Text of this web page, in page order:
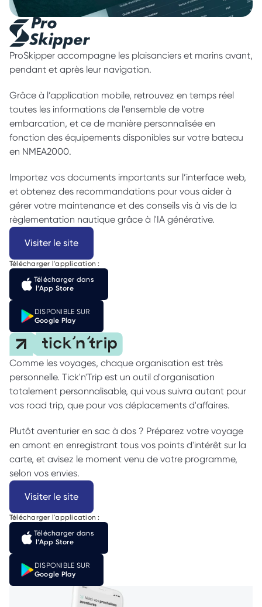
ProSkipper accompagne les plaisanciers et marins avant,
pendant et après leur navigation.
Grâce à l’application mobile, retrouvez en temps réel
toutes les informations de l’ensemble de votre
embarcation, et ce de manière personnalisée en
fonction des équipements disponibles sur votre bateau
en NMEA2000.
Importez vos documents importants sur l’interface web,
et obtenez des recommandations pour vous aider à
gérer votre maintenance et des conseils vis à vis de la
règlementation nautique grâce à l'IA générative.
Visiter le site
Télécharger l'application :
Télécharger dans
l’App Store
DISPONIBLE SUR
Google Play
Comme les voyages, chaque organisation est très
personnelle. Tick'n'Trip est un outil d'organisation
totalement personnalisable, qui vous suivra autant pour
vos road trip, que pour vos déplacements d'affaires.
Plutôt aventurier en sac à dos ? Préparez votre voyage
en amont en enregistrant tous vos points d'intérêt sur la
carte, et avisez le moment venu de votre programme,
selon vos envies.
Visiter le site
Télécharger l'application :
Télécharger dans
l’App Store
DISPONIBLE SUR
Google Play